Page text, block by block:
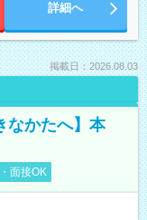
詳細へ
掲載日：2026.08.03
なかたへ】本
面接OK